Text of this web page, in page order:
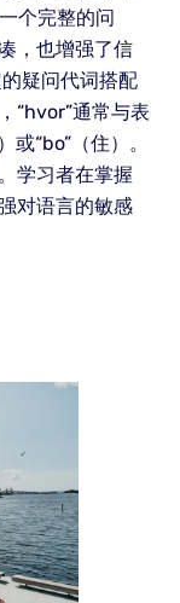
个完整的问
，也增强了信
疑问代词搭配
“hvor”通常与表
“bo”（住）。
学习者在掌握
对语言的敏感